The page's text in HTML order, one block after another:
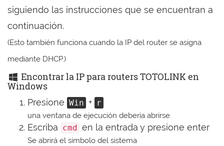
siguiendo las instrucciones que se encuentran a
continuación.
(Esto también funciona cuando la IP del router se asigna
mediante DHCP.)
Encontrar la IP para routers TOTOLINK en
Windows
Presione Win + r
una ventana de ejecución debería abrirse
Escriba cmd en la entrada y presione enter
Se abrirá el símbolo del sistema